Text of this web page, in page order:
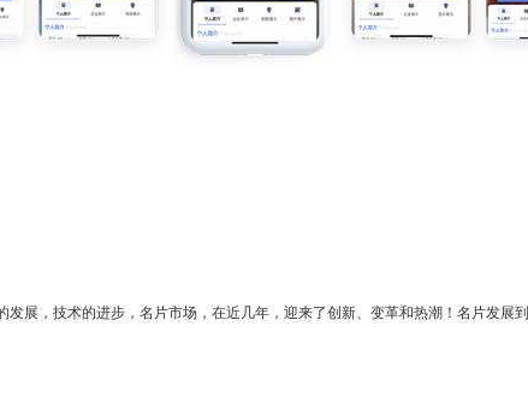
发展，技术的进步，名片市场，在近几年，迎来了创新、变革和热潮！名片发